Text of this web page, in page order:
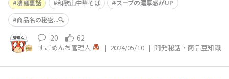
凄麺裏話 和歌山中華そば
スープの濃厚感がUP
商品名の秘密...🔍
20 62
すごめんち管理人 | 2024/05/10 | 開発秘話・商品豆知識